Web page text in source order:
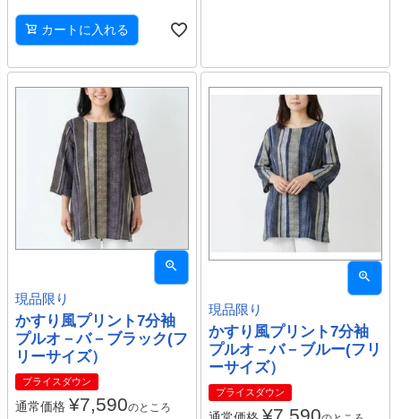
カートに入れる
現品限り
かすり風プリント7分袖
プルオ－バ－ブラック(フ
リーサイズ）
プライスダウン
通常価格 ¥7,590のところ
現品限り
かすり風プリント7分袖
プルオ－バ－ブルー(フリ
ーサイズ）
プライスダウン
¥7,590